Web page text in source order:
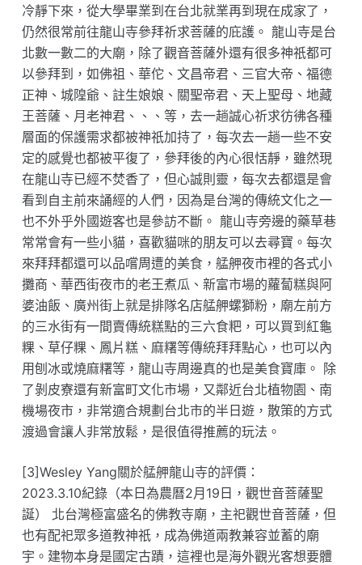
冷靜下來，從大學畢業到在台北就業再到現在成家了，
仍然很常前往龍山寺參拜祈求菩薩的庇護。 龍山寺是台
北數一數二的大廟，除了觀音菩薩外還有很多神祇都可
以參拜到，如佛祖、華佗、文昌帝君、三官大帝、福德
正神、城隍爺、註生娘娘、關聖帝君、天上聖母、地藏
王菩薩、月老神君、、、等，去一趟誠心祈求彷彿各種
層面的保護需求都被神祇加持了，每次去一趟一些不安
定的感覺也都被平復了，參拜後的內心很恬靜，雖然現
在龍山寺已經不焚香了，但心誠則靈，每次去都還是會
看到自主前來誦經的人們，因為是台灣的傳統文化之一
也不外乎外國遊客也是參訪不斷。 龍山寺旁邊的藥草巷
常常會有一些小貓，喜歡貓咪的朋友可以去尋寶。每次
來拜拜都還可以品嚐周遭的美食，艋舺夜市裡的各式小
攤商、華西街夜市的老王煮瓜、新富市場的蘿蔔糕與阿
婆油飯、廣州街上就是排隊名店艋舺螺獅粉，廟左前方
的三水街有一間賣傳統糕點的三六食粑，可以買到紅龜
粿、草仔粿、鳳片糕、麻糬等傳統拜拜點心，也可以內
用刨冰或燒麻糬等，龍山寺周邊真的也是美食寶庫。 除
了剝皮寮還有新富町文化市場，又鄰近台北植物園、南
機場夜市，非常適合規劃台北市的半日遊，散策的方式
渡過會讓人非常放鬆，是很值得推薦的玩法。
[3]Wesley Yang關於艋舺龍山寺的評價：
2023.3.10紀錄（本日為農曆2月19日，觀世音菩薩聖
誕） 北台灣極富盛名的佛教寺廟，主祀觀世音菩薩，但
也有配祀眾多道教神祇，成為佛道兩教兼容並蓄的廟
宇。建物本身是國定古蹟，這裡也是海外觀光客想要體